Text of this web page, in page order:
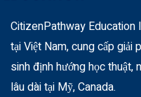
CitizenPathway Education
tại Việt Nam, cung cấp giải
sinh định hướng học thuật,
lâu dài tại Mỹ, Canada.